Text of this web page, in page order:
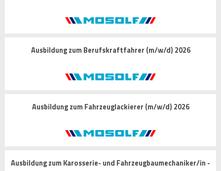
Ausbildung zum Berufskraftfahrer (m/w/d) 2026
Ausbildung zum Fahrzeuglackierer (m/w/d) 2026
Ausbildung zum Karosserie- und Fahrzeugbaumechaniker/in -